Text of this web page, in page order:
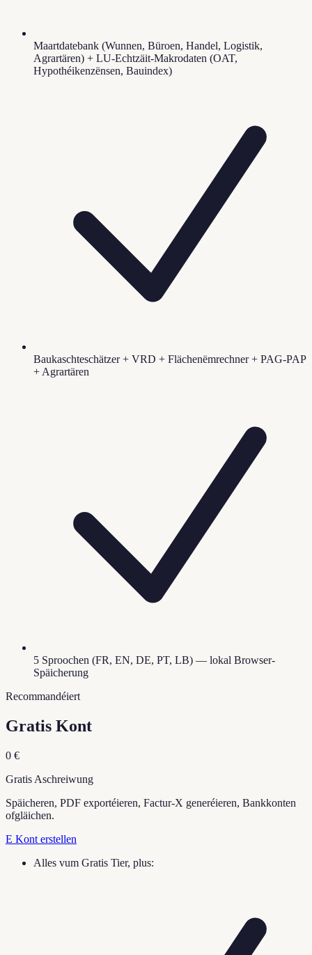
Maartdatebank (Wunnen, Büroen, Handel, Logistik,
Agrartären) + LU-Echtzäit-Makrodaten (OAT,
Hypothéikenzënsen, Bauindex)
Baukaschteschätzer + VRD + Flächenëmrechner + PAG-PAP
+ Agrartären
5 Sproochen (FR, EN, DE, PT, LB) — lokal Browser-
Späicherung
Recommandéiert
Gratis Kont
0 €
Gratis Aschreiwung
Späicheren, PDF exportéieren, Factur-X generéieren, Bankkonten
ofgläichen.
E Kont erstellen
Alles vum Gratis Tier, plus: